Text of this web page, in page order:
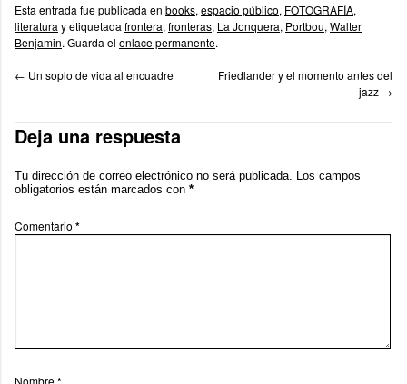
Esta entrada fue publicada en books, espacio público, FOTOGRAFÍA,
literatura y etiquetada frontera, fronteras, La Jonquera, Portbou, Walter
Benjamin. Guarda el enlace permanente.
← Un soplo de vida al encuadre
Friedlander y el momento antes del
jazz →
Deja una respuesta
Tu dirección de correo electrónico no será publicada. Los campos
obligatorios están marcados con *
Comentario *
Nombre